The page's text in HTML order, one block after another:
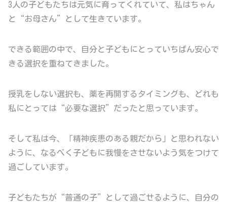
3人の子どもたちは元気に育ってくれていて、私はちゃん
と“お母さん”として生きています。
できる範囲の中で、自分と子どもにとっていちばん安心で
きる選択を重ねてきました。
授乳をしない選択も、薬を再開するタイミングも、どれも
私にとっては“必要な選択”だったと思っています。
そして私は今、「精神疾患のある親だから」と思われない
ように、なるべく子どもに我慢をさせないよう気をつけて
過ごしています。
子どもたちが“普通の子”として過ごせるように、自分の